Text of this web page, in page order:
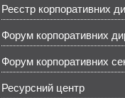
Реєстр корпоративних
Форум корпоративних
Форум корпоративних
Ресурсний центр